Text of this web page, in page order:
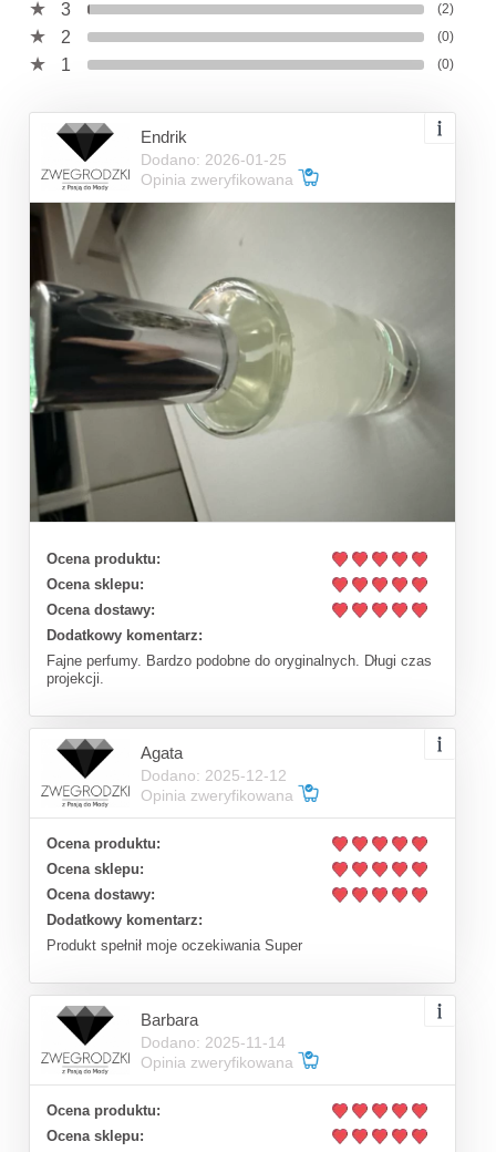
3 (2)
2 (0)
1 (0)
Endrik
Dodano: 2026-01-25
Opinia zweryfikowana
Ocena produktu:
Ocena sklepu:
Ocena dostawy:
Dodatkowy komentarz:
Fajne perfumy. Bardzo podobne do oryginalnych. Długi czas
projekcji.
Agata
Dodano: 2025-12-12
Opinia zweryfikowana
Ocena produktu:
Ocena sklepu:
Ocena dostawy:
Dodatkowy komentarz:
Produkt spełnił moje oczekiwania Super
Barbara
Dodano: 2025-11-14
Opinia zweryfikowana
Ocena produktu:
Ocena sklepu: